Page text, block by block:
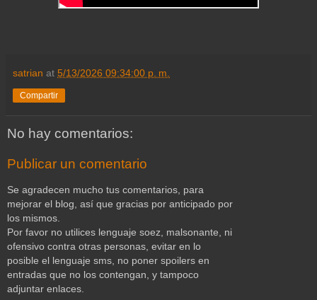
satrian at 5/13/2026 09:34:00 p. m.
Compartir
No hay comentarios:
Publicar un comentario
Se agradecen mucho tus comentarios, para
mejorar el blog, así que gracias por anticipado por
los mismos.
Por favor no utilices lenguaje soez, malsonante, ni
ofensivo contra otras personas, evitar en lo
posible el lenguaje sms, no poner spoilers en
entradas que no los contengan, y tampoco
adjuntar enlaces.